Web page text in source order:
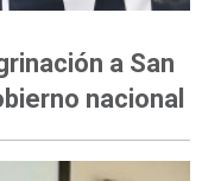
a San
nacional